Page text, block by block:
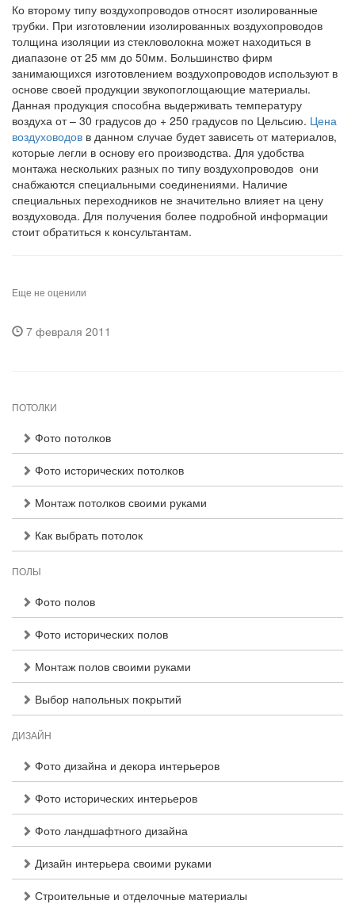
Ко второму типу воздухопроводов относят изолированные
трубки. При изготовлении изолированных воздухопроводов
толщина изоляции из стекловолокна может находиться в
диапазоне от 25 мм до 50мм. Большинство фирм
занимающихся изготовлением воздухопроводов используют в
основе своей продукции звукопоглощающие материалы.
Данная продукция способна выдерживать температуру
воздуха от – 30 градусов до + 250 градусов по Цельсию. Цена
воздуховодов в данном случае будет зависеть от материалов,
которые легли в основу его производства. Для удобства
монтажа нескольких разных по типу воздухопроводов они
снабжаются специальными соединениями. Наличие
специальных переходников не значительно влияет на цену
воздуховода. Для получения более подробной информации
стоит обратиться к консультантам.
Еще не оценили
7 февраля 2011
ПОТОЛКИ
Фото потолков
Фото исторических потолков
Монтаж потолков своими руками
Как выбрать потолок
ПОЛЫ
Фото полов
Фото исторических полов
Монтаж полов своими руками
Выбор напольных покрытий
ДИЗАЙН
Фото дизайна и декора интерьеров
Фото исторических интерьеров
Фото ландшафтного дизайна
Дизайн интерьера своими руками
Строительные и отделочные материалы